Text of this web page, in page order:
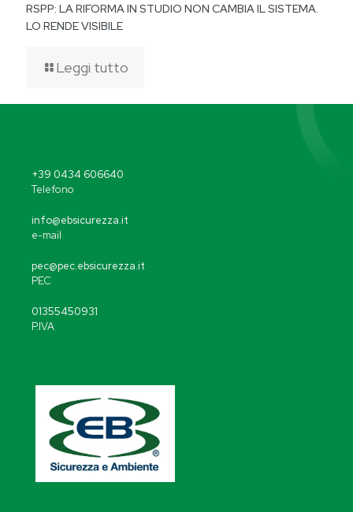
RSPP: LA RIFORMA IN STUDIO NON CAMBIA IL SISTEMA.
LO RENDE VISIBILE
Leggi tutto
+39 0434 606640
Telefono
info@ebsicurezza.it
e-mail
pec@pec.ebsicurezza.it
PEC
01355450931
P.IVA